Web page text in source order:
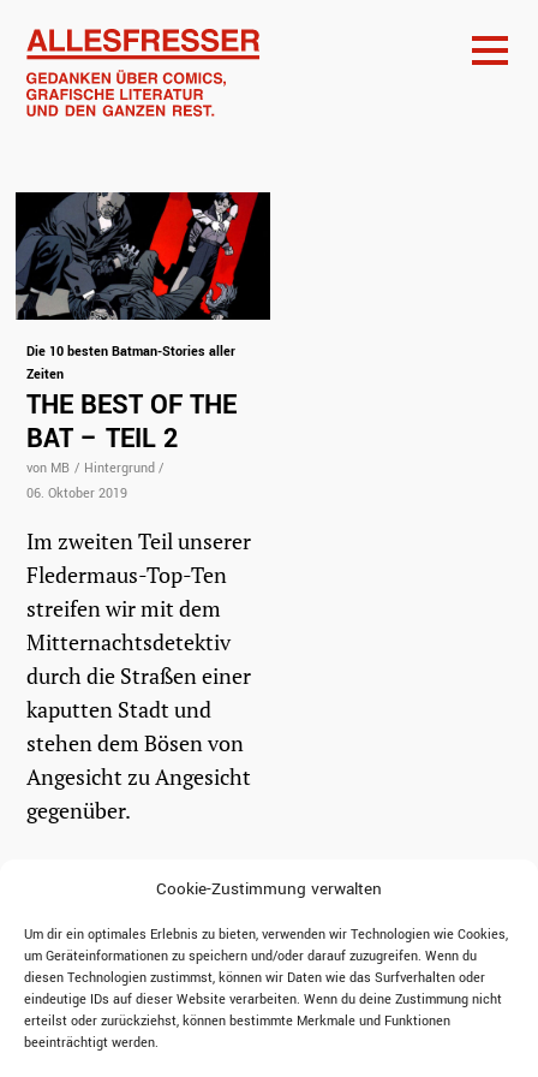
Cookie-Zustimmung verwalten
Um dir ein optimales Erlebnis zu bieten, verwenden wir Technologien wie Cookies,
um Geräteinformationen zu speichern und/oder darauf zuzugreifen. Wenn du
diesen Technologien zustimmst, können wir Daten wie das Surfverhalten oder
eindeutige IDs auf dieser Website verarbeiten. Wenn du deine Zustimmung nicht
erteilst oder zurückziehst, können bestimmte Merkmale und Funktionen
beeinträchtigt werden.
Die 10 besten Batman-Stories aller
Zeiten
THE BEST OF THE
BAT – TEIL 2
von MB / Hintergrund /
06. Oktober 2019
Im zweiten Teil unserer
Fledermaus-Top-Ten
streifen wir mit dem
Mitternachtsdetektiv
durch die Straßen einer
kaputten Stadt und
stehen dem Bösen von
Angesicht zu Angesicht
gegenüber.